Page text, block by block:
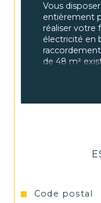
Caractéristiques Valeurs
Code postal
Vous
entièrement
réaliser votre
électricité en
de 48 m²
contacter,
SAS FF
Maréchal
honoraires